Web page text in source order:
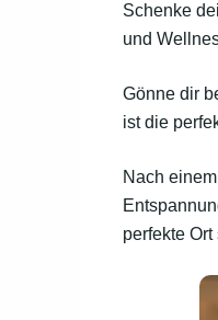
Schenke
und
Gönne dir
ist die
Nach einem
perfekte Ort